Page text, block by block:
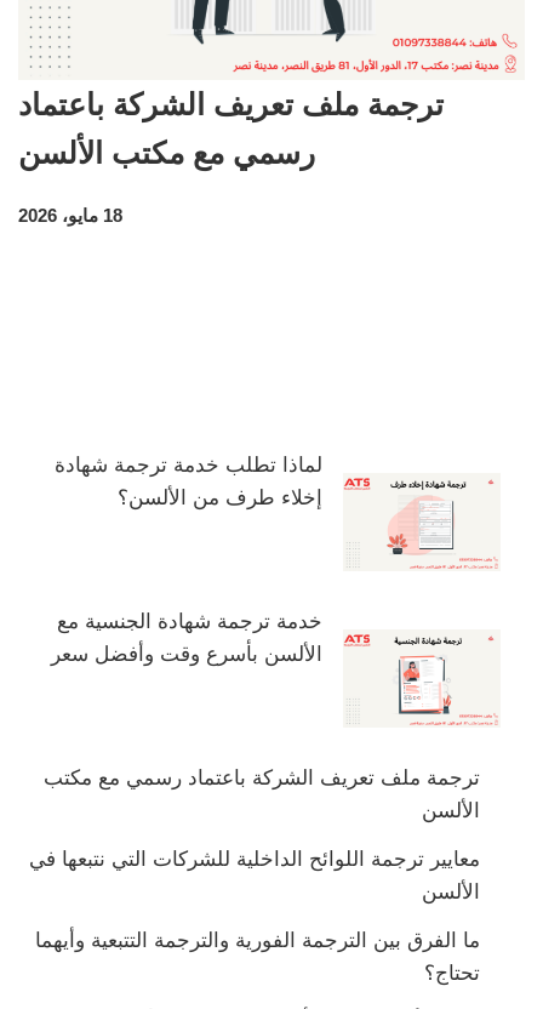
ترجمة ملف تعريف الشركة باعتماد
رسمي مع مكتب الألسن
18 مايو، 2026
لماذا تطلب خدمة ترجمة شهادة
إخلاء طرف من الألسن؟
خدمة ترجمة شهادة الجنسية مع
الألسن بأسرع وقت وأفضل سعر
ترجمة ملف تعريف الشركة باعتماد رسمي مع مكتب
الألسن
معايير ترجمة اللوائح الداخلية للشركات التي نتبعها في
الألسن
ما الفرق بين الترجمة الفورية والترجمة التتبعية وأيهما
تحتاج؟